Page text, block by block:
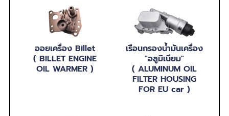
ออยเครื่อง Billet
( BILLET ENGINE
OIL WARMER )
เรือนกรองน้ำมันเครื่อง
"อลูมิเนียม"
( ALUMINUM OIL
FILTER HOUSING
FOR EU car )